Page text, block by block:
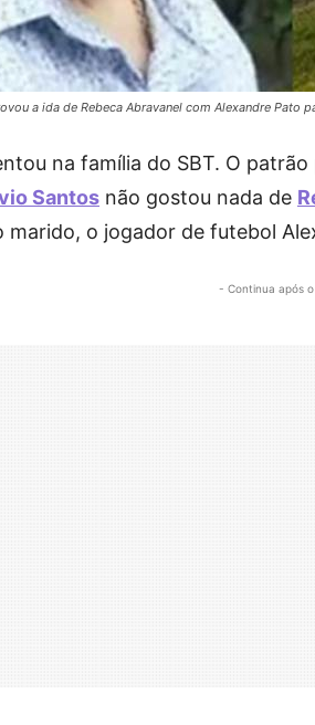
a ida de Rebeca Abravanel com Alexandre Pato
na família do SBT. O
Santos não gostou nada de
marido, o jogador de futebol
- Continua após